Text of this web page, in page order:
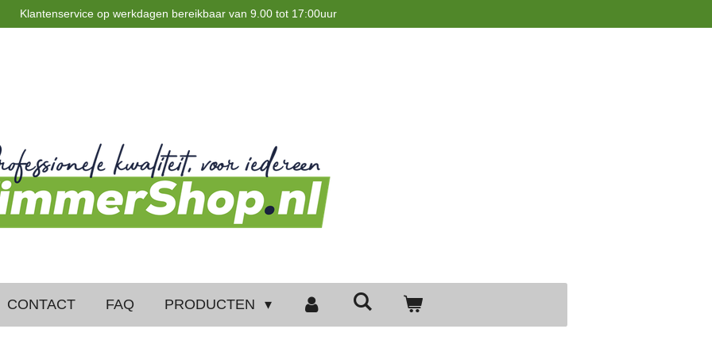
Klantenservice op werkdagen bereikbaar van 9.00 tot 17:00uur
CONTACT FAQ PRODUCTEN